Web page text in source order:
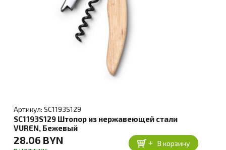
Артикул: SC1193S129
SC1193S129 Штопор из нержавеющей стали
VUREN, Бежевый
28.06 BYN + В корзину